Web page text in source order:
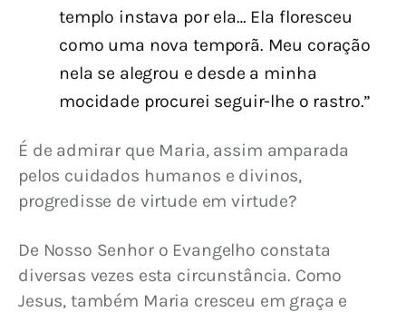
templo instava por ela… Ela floresceu
como uma nova temporã. Meu coração
nela se alegrou e desde a minha
mocidade procurei seguir-lhe o rastro.”
É de admirar que Maria, assim amparada
pelos cuidados humanos e divinos,
progredisse de virtude em virtude?
De Nosso Senhor o Evangelho constata
diversas vezes esta circunstância. Como
Jesus, também Maria cresceu em graça e